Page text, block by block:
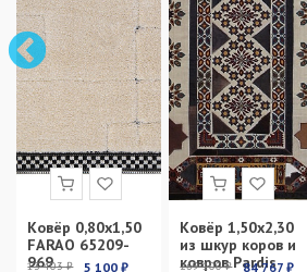
Ковёр 0,80х1,50
FARAO 65209-
969
13 403 ₽ 5 100 ₽
Ковёр 1,50х2,30
из шкур коров и
ковров Pardis
269 100 ₽ 84 767 ₽